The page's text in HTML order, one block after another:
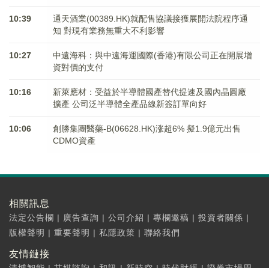
10:39
通天酒業(00389.HK)就配售協議接獲展開法院程序通
知 對現有業務無重大不利影響
10:27
中遠海科：與中遠海運國際(香港)有限公司正在開展增
資對價的支付
10:16
新萊應材：受益於半導體國產替代提速及國內晶圓廠
擴產 公司泛半導體全產品線新簽訂單向好
10:06
創勝集團醫藥-B(06628.HK)涨超6% 擬1.9億元出售
CDMO資產
相關訊息
法定公告欄 | 廣告查詢 | 公司介紹 | 專欄邀稿 | 投資者關係 |
版權聲明 | 重要聲明 | 私隱政策 | 聯絡我們
友情鏈接